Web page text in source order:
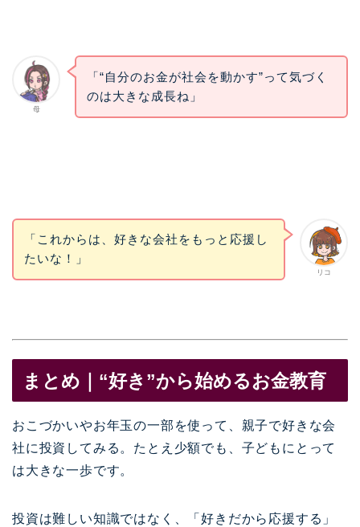
母
「“自分のお金が社会を動かす”って気づく
のは大きな成長ね」
リコ
「これからは、好きな会社をもっと応援し
たいな！」
まとめ｜“好き”から始めるお金教育
おこづかいやお年玉の一部を使って、親子で好きな会
社に投資してみる。たとえ少額でも、子どもにとって
は大きな一歩です。
投資は難しい知識ではなく、「好きだから応援する」